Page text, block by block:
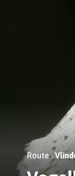
Route